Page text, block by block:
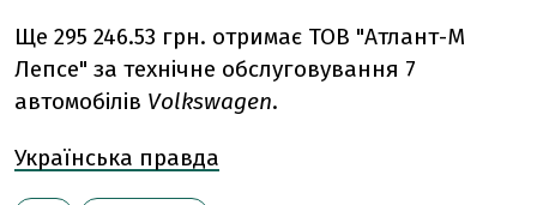
Ще 295 246.53 грн. отримає ТОВ "Атлант-М
Лепсе" за технічне обслуговування 7
автомобілів Volkswagen.
Українська правда